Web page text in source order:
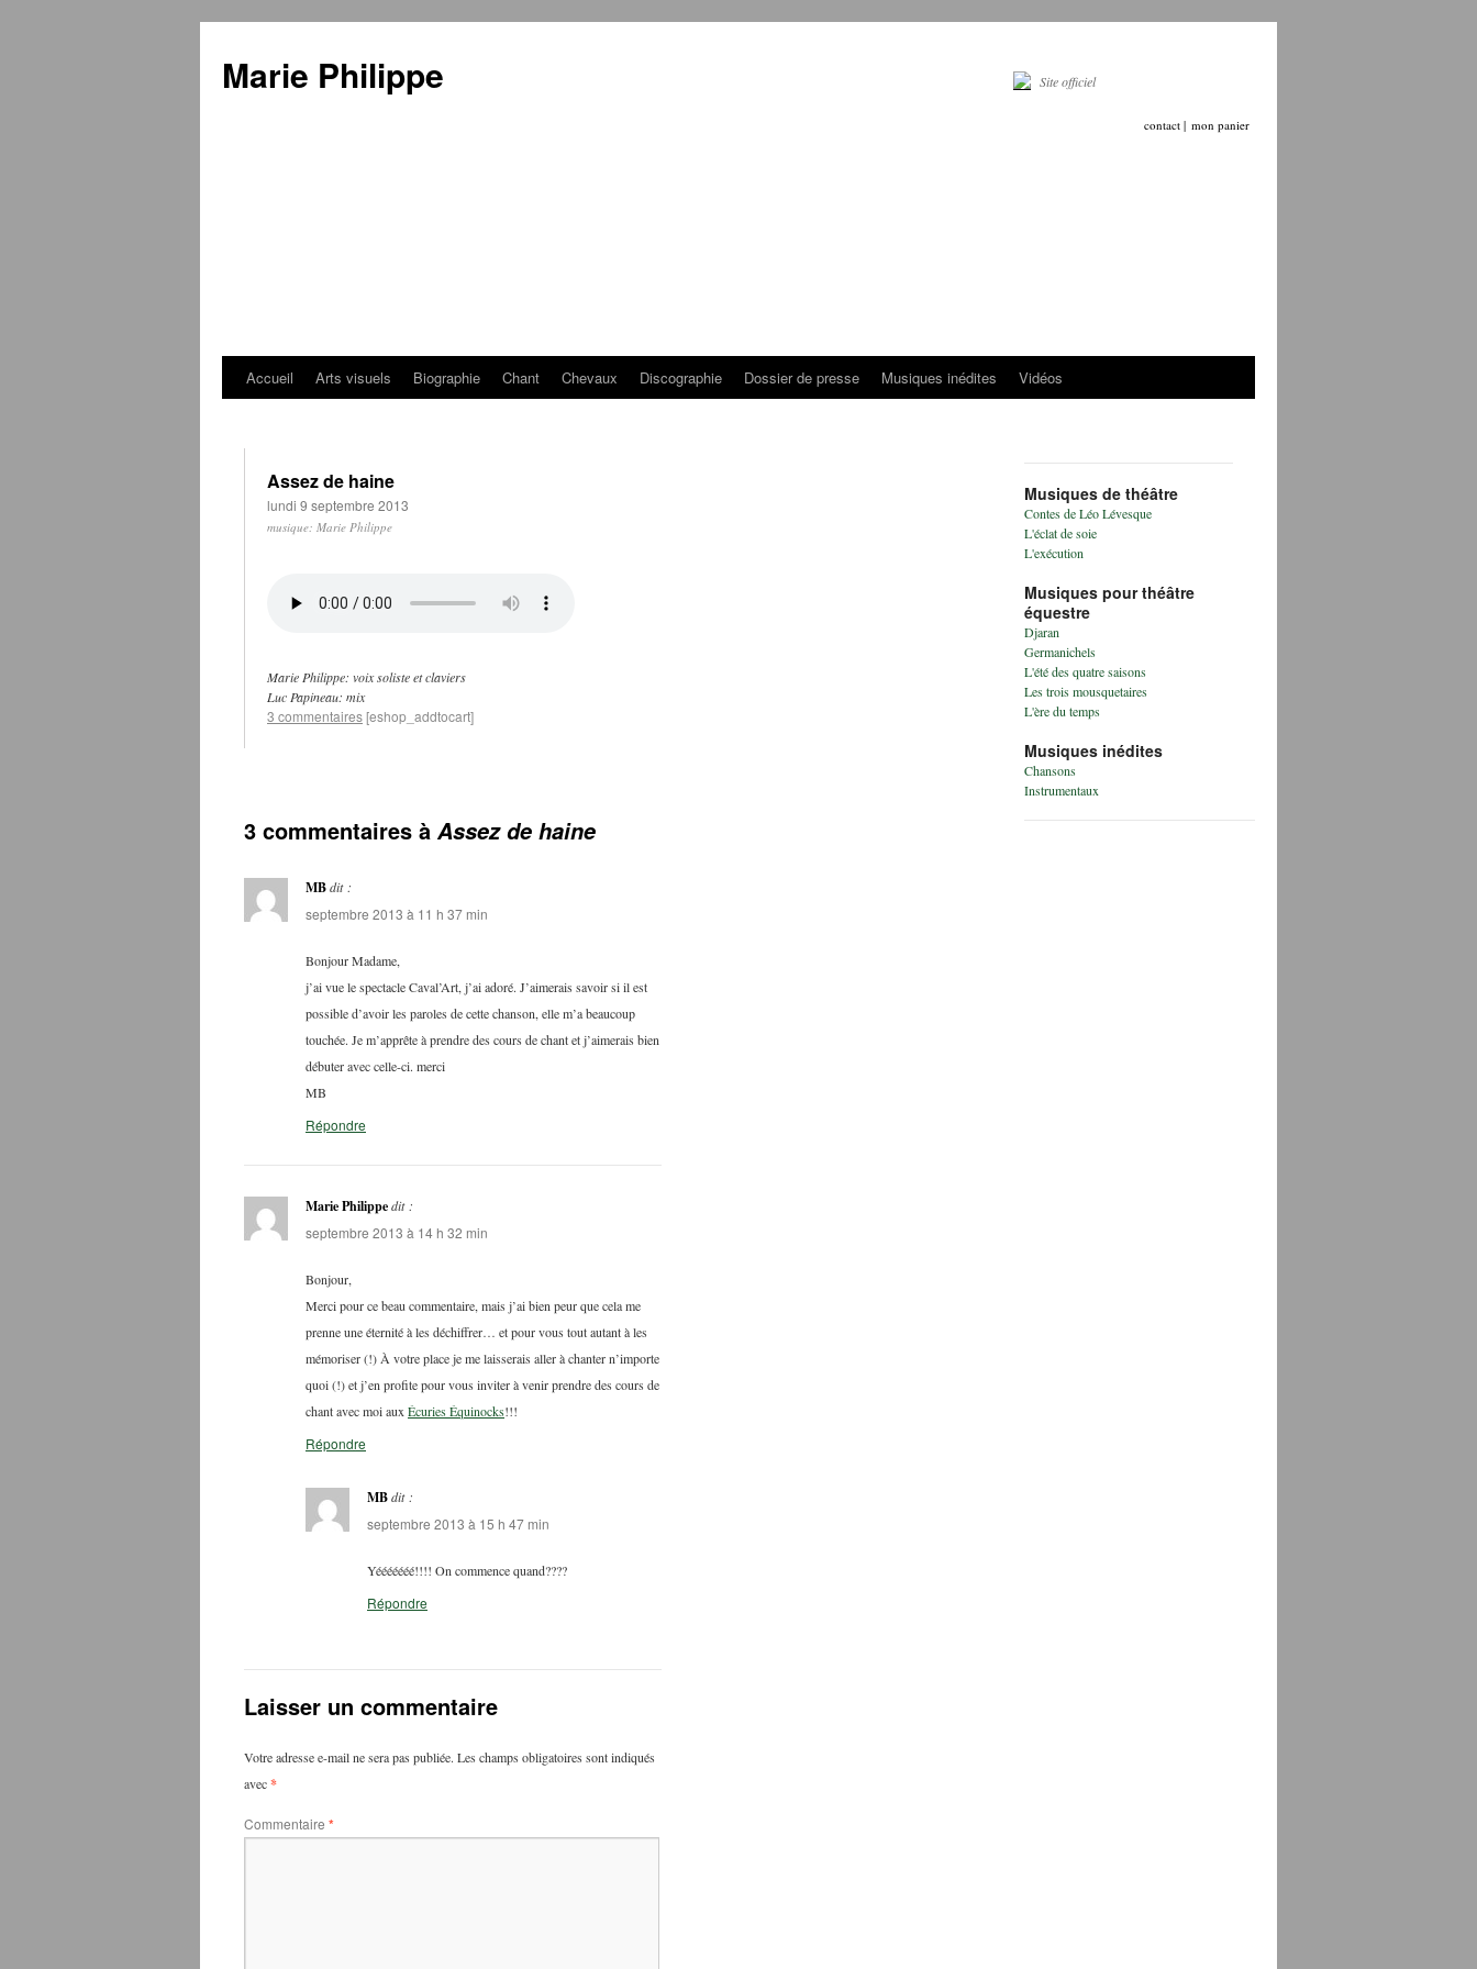
Marie Philippe Site officiel
mon panier
contact |
Aller
Accueil Arts visuels Biographie Chant Chevaux Discographie Dossier de presse Musiques inédites Vidéos
Assez de haine
lundi 9 septembre 2013
musique: Marie Philippe
online.com
Marie Philippe: voix soliste et claviers
Luc Papineau: mix
3 commentaires[eshop_addtocart]
3 commentaires à Assez de haine
MBdit :
septembre 2013 à 11 h 37 min
Bonjour Madame,
j’ai vue le spectacle Caval’Art, j’ai adoré. J’aimerais savoir si il est
possible d’avoir les paroles de cette chanson, elle m’a beaucoup
touchée. Je m’apprête à prendre des cours de chant et j’aimerais bien
débuter avec celle-ci. merci
MB
Répondre
Marie Philippedit :
septembre 2013 à 14 h 32 min
Bonjour,
Merci pour ce beau commentaire, mais j’ai bien peur que cela me
prenne une éternité à les déchiffrer… et pour vous tout autant à les
mémoriser (!) À votre place je me laisserais aller à chanter n’importe
quoi (!) et j’en profite pour vous inviter à venir prendre des cours de
chant avec moi aux Écuries Équinocks!!!
Répondre
MBdit :
septembre 2013 à 15 h 47 min
Yééééééé!!!! On commence quand????
Répondre
Laisser un commentaire
Votre adresse e-mail ne sera pas publiée. Les champs obligatoires sont indiqués
avec*
Commentaire *
Musiques de théâtre
Contes de Léo Lévesque
L'éclat de soie
L'exécution
Musiques pour théâtre
équestre
Djaran
Germanichels
L'été des quatre saisons
Les trois mousquetaires
L'ère du temps
Musiques inédites
Chansons
Instrumentaux